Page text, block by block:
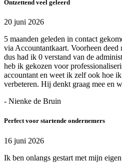
Ontzettend veel geleerd
20 juni 2026
5 maanden geleden in contact
via Accountantkaart. Voorheen
dus had ik 0 verstand van de
heb ik gekozen voor
accountant en weet ik zelf ook hoe
verbeteren. Hij denkt graag mee en
- Nienke de Bruin
Perfect voor startende ondernemers
16 juni 2026
Ik ben onlangs gestart met mijn